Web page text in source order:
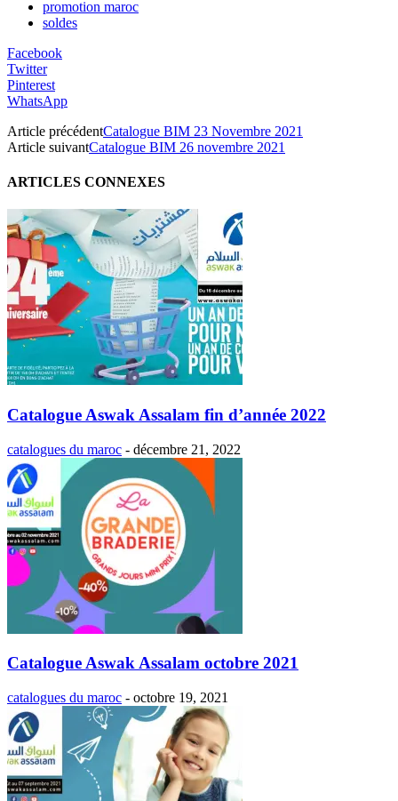
promotion maroc
soldes
Facebook
Twitter
Pinterest
WhatsApp
Article précédentCatalogue BIM 23 Novembre 2021
Article suivantCatalogue BIM 26 novembre 2021
ARTICLES CONNEXES
Catalogue Aswak Assalam fin d’année 2022
catalogues du maroc - décembre 21, 2022
Catalogue Aswak Assalam octobre 2021
catalogues du maroc - octobre 19, 2021